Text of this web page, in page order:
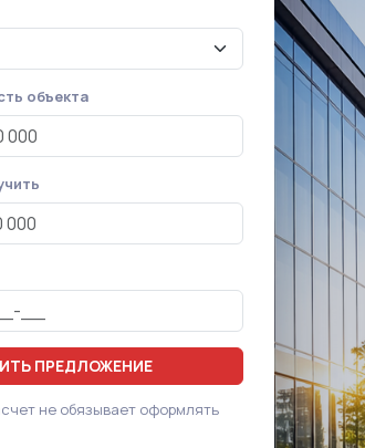
объекта
ПРЕДЛОЖЕНИЕ
не обязывает оформлять